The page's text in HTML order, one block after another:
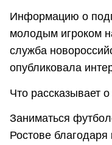
Информацию о
молодым игроком
служба
опубликовала
Что рассказывает
Заниматься
Ростове